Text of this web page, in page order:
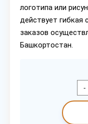
логотипа или
действует гибкая
заказов
Башкортостан.
-